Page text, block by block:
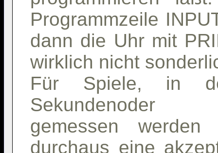
Programmzeile
dann die Uhr mit
wirklich nicht
Für Spiele, in
Sekundenoder
gemessen
durchaus eine